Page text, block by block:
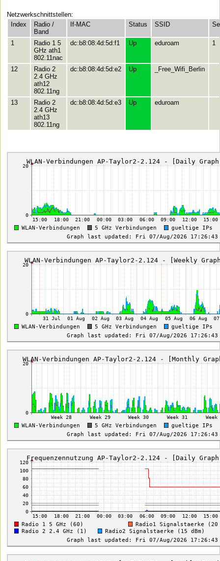
Netzwerkschnittstellen:
Index
Radio /
Band
If-MAC Status SSID
1
Radio 1 5
GHz ath1
802.11nac
dc:b8:08:4d:5d:f1 Up eduroam 1
12
Radio 2
2.4 GHz
ath12
802.11ng
dc:b8:08:4d:5d:e2 Up _Free_Wifi_Berlin
13
Radio 2
2.4 GHz
ath13
802.11ng
dc:b8:08:4d:5d:e3 Up eduroam